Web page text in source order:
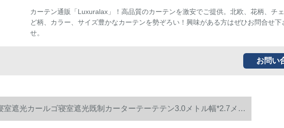
カーテン通販「Luxuralax」！高品質のカーテンを激安でご提供。北欧、花柄、チ
ど柄、カラー、サイズ豊かなカーテンを勢ぞろい！興味がある方はぜひお問合せ下
せ。
お問い
遮光カールゴ寝室遮光既制カーターテーテテン3.0メトル幅*2.7メト